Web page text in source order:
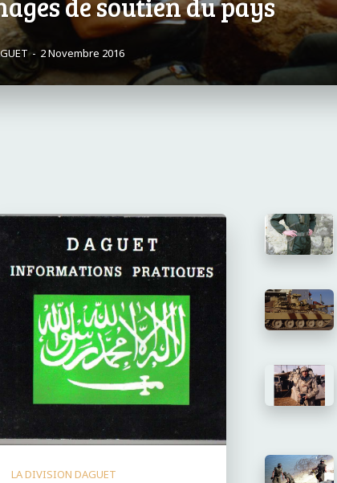
- 2 Novembre 2016
LA DIVISION DAGUET